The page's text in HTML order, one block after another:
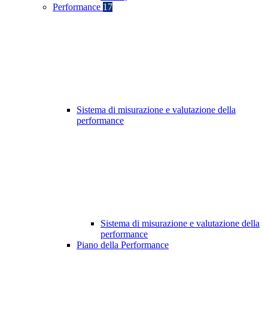
Performance 17
Sistema di misurazione e valutazione della
performance
Sistema di misurazione e valutazione della
performance
Piano della Performance